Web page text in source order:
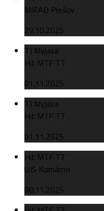
MIRAD Prešov
29.10.2025
TJ Myjava
Hit MTF TT
01.11.2025
TJ Myjava
Hit MTF TT
01.11.2025
Hit MTF TT
UJS Komárno
08.11.2025